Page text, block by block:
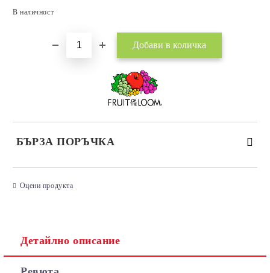
В наличност
БЪРЗА ПОРЪЧКА
Оцени продукта
Детайлно описание